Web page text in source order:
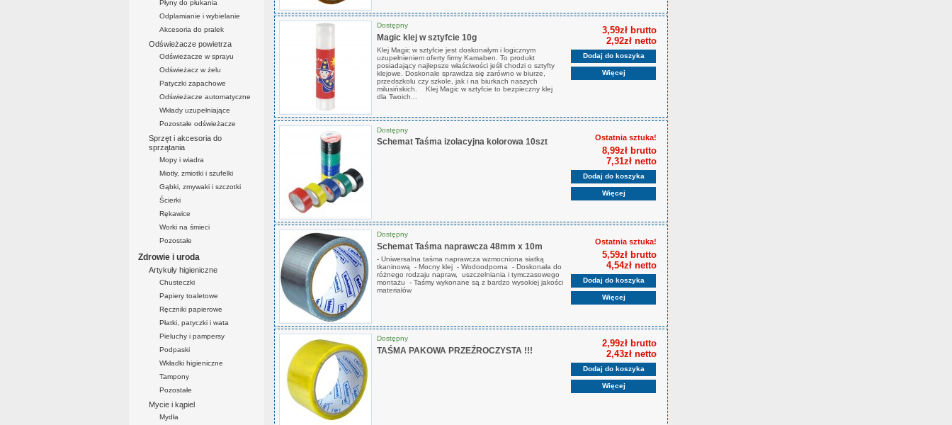
Płyny do płukania
Odplamianie i wybielanie
Akcesoria do pralek
Odświeżacze powietrza
Odświeżacze w sprayu
Odświeżacz w żelu
Patyczki zapachowe
Odświeżacze automatyczne
Wkłady uzupełniające
Pozostałe odświeżacze
Sprzęt i akcesoria do
sprzątania
Mopy i wiadra
Miotły, zmiotki i szufelki
Gąbki, zmywaki i szczotki
Ścierki
Rękawice
Worki na śmieci
Pozostałe
Zdrowie i uroda
Artykuły higieniczne
Chusteczki
Papiery toaletowe
Ręczniki papierowe
Płatki, patyczki i wata
Pieluchy i pampersy
Podpaski
Wkładki higieniczne
Tampony
Pozostałe
Mycie i kąpiel
Mydła
Dostępny
Magic klej w sztyfcie 10g
Klej Magic w sztyfcie jest doskonałym i logicznym
uzupełnieniem oferty firmy Kamaben. To produkt
posiadający najlepsze właściwości jeśli chodzi o sztyfty
klejowe. Doskonale sprawdza się zarówno w biurze,
przedszkolu czy szkole, jak i na biurkach naszych
milusińskich. Klej Magic w sztyfcie to bezpieczny klej
dla Twoich...
3,59zł brutto
2,92zł netto
Dodaj do koszyka
Więcej
Dostępny
Schemat Taśma izolacyjna kolorowa 10szt Ostatnia sztuka!
8,99zł brutto
7,31zł netto
Dodaj do koszyka
Więcej
Dostępny
Schemat Taśma naprawcza 48mm x 10m
- Uniwersalna taśma naprawcza wzmocniona siatką
tkaninową - Mocny klej - Wodoodporna - Doskonała do
różnego rodzaju napraw, uszczelniania i tymczasowego
montażu - Taśmy wykonane są z bardzo wysokiej jakości
materiałów
Ostatnia sztuka!
5,59zł brutto
4,54zł netto
Dodaj do koszyka
Więcej
Dostępny
TAŚMA PAKOWA PRZEŹROCZYSTA !!!
2,99zł brutto
2,43zł netto
Dodaj do koszyka
Więcej